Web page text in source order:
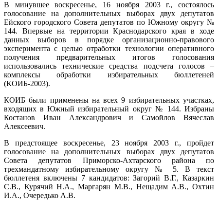
В минувшее воскресенье, 16 ноября 2003 г., состоялось
голосование на дополнительных выборах двух депутатов
Ейского городского Совета депутатов по Южному округу №
144. Впервые на территории Краснодарского края в ходе
данных выборов в порядке организационно-правового
эксперимента с целью отработки технологии оперативного
получения предварительных итогов голосования
использовались технические средства подсчета голосов –
комплексы обработки избирательных бюллетеней
(КОИБ-2003).
КОИБ были применены на всех 9 избирательных участках,
входящих в Южный избирательный округ № 144. Избраны
Костанов Иван Александрович и Самойлов Вячеслав
Алексеевич.
В предстоящее воскресенье, 23 ноября 2003 г., пройдет
голосование на дополнительных выборах двух депутатов
Совета депутатов Приморско-Ахтарского района по
трехмандатному избирательному округу № 5. В текст
бюллетеня включены 7 кандидатов: Загорий В.Г., Казаркин
С.В., Курячий Н.А., Маргарян М.В., Нещадим А.В., Охтин
И.А., Очередько А.В.